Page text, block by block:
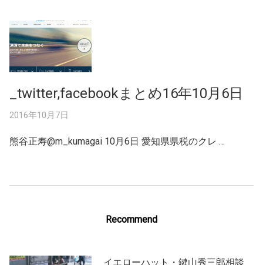
_twitter,facebookまとめ16年10月6日
2016年10月7日
熊谷正寿‏@m_kumagai 10月6日 愛知県県税のクレ …
Recommend
イエローハット・鍵山秀三郎相談